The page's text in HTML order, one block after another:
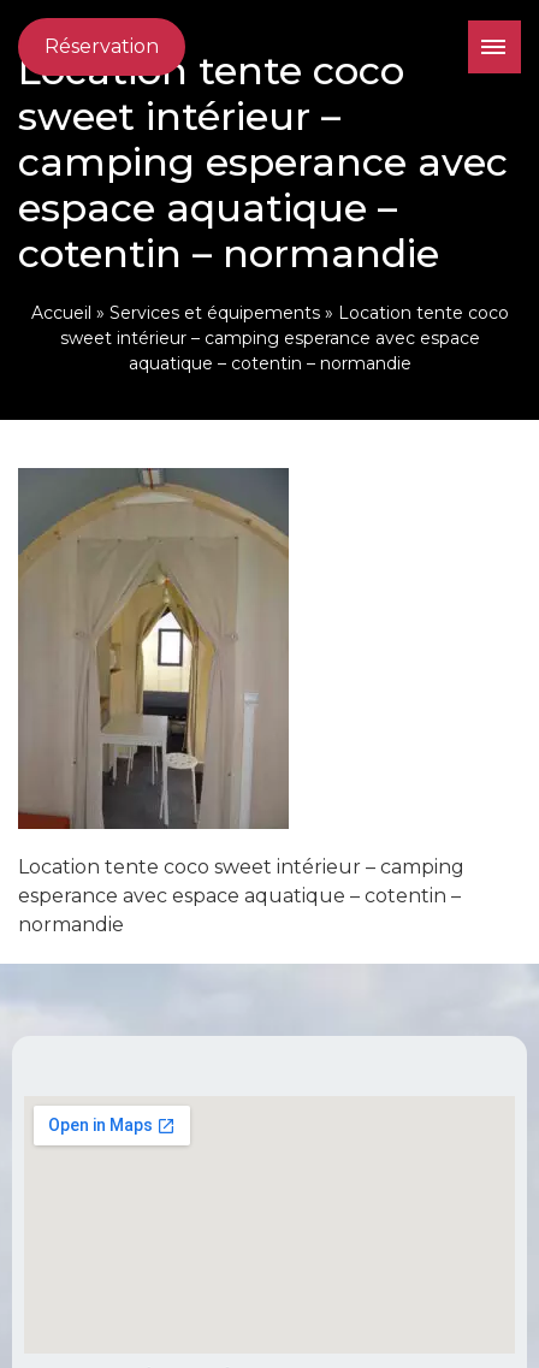
Réservation
Location tente coco
sweet intérieur –
camping esperance avec
espace aquatique –
cotentin – normandie
Accueil » Services et équipements» Location tente coco
sweet intérieur – camping esperance avec espace
aquatique – cotentin – normandie
Location tente coco sweet intérieur – camping
esperance avec espace aquatique – cotentin –
normandie